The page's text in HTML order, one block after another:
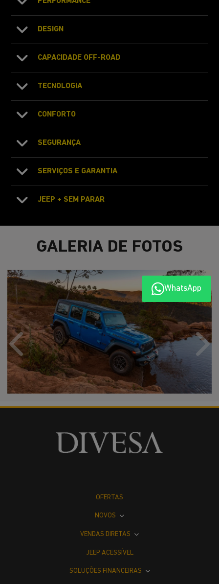
DESIGN
CAPACIDADE OFF-ROAD
TECNOLOGIA
CONFORTO
SEGURANÇA
SERVIÇOS E GARANTIA
JEEP + SEM PARAR
GALERIA DE FOTOS
Anterior
WhatsApp
OFERTAS
NOVOS
VENDAS DIRETAS
JEEP ACESSÍVEL
SOLUÇÕES FINANCEIRAS